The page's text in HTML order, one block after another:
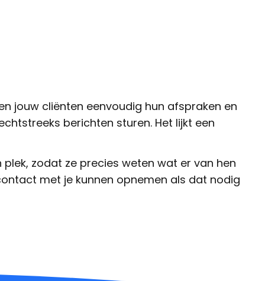
jouw cliënten eenvoudig hun afspraken en
berichten sturen. Het lijkt een
plek, zodat ze precies weten wat er van hen
met je kunnen opnemen als dat nodig